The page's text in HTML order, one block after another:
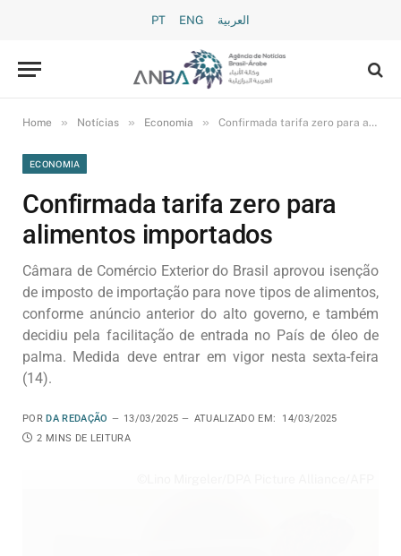
PT ENG العربية
Home » Notícias » Economia » Confirmada tarifa zero para alimentos importados
ECONOMIA
Confirmada tarifa zero para
alimentos importados
Câmara de Comércio Exterior do Brasil aprovou isenção
de imposto de importação para nove tipos de alimentos,
conforme anúncio anterior do alto governo, e também
decidiu pela facilitação de entrada no País de óleo de
palma. Medida deve entrar em vigor nesta sexta-feira
(14).
POR DA REDAÇÃO 13/03/2025 ATUALIZADO EM:
14/03/2025
2 MINS DE LEITURA